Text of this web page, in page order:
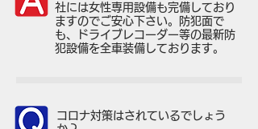
社には女性専用設備も完備しており
ますのでご安心下さい。防犯面で
も、ドライブレコーダー等の最新防
犯設備を全車装備しております。
コロナ対策はされているでしょう